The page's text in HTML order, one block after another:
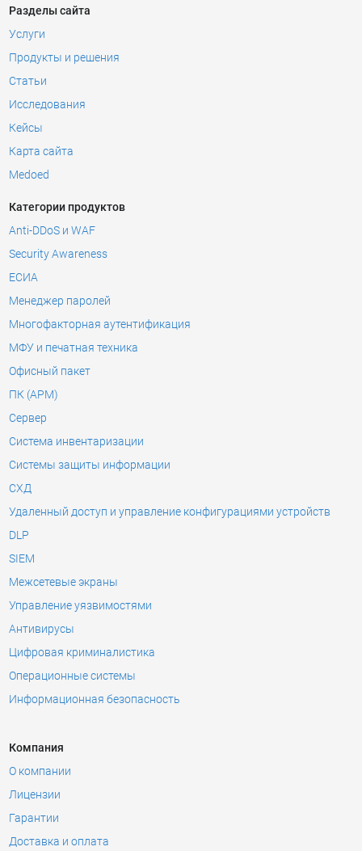
Разделы сайта
Услуги
Продукты и решения
Статьи
Исследования
Кейсы
Карта сайта
Medoed
Категории продуктов
Anti-DDoS и WAF
Security Awareness
ЕСИА
Менеджер паролей
Многофакторная аутентификация
МФУ и печатная техника
Офисный пакет
ПК (АРМ)
Сервер
Система инвентаризации
Системы защиты информации
СХД
Удаленный доступ и управление конфигурациями устройств
DLP
SIEM
Межсетевые экраны
Управление уязвимостями
Антивирусы
Цифровая криминалистика
Операционные системы
Информационная безопасность
Компания
О компании
Лицензии
Гарантии
Доставка и оплата